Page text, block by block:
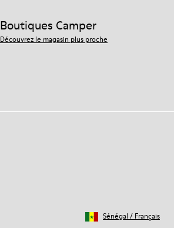
Boutiques Camper
Découvrez le magasin plus proche
Sénégal / Français